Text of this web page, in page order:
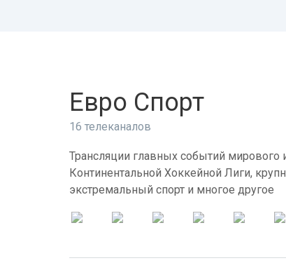
Евро Спорт
16 телеканалов
Трансляции главных событий мирового
Континентальной Хоккейной Лиги,
экстремальный спорт и многое другое